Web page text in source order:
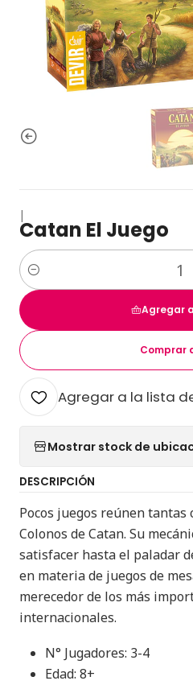
|
Catan El Juego
Cantidad
Agregar
Comprar
Agregar a la lista
Mostrar stock de
DESCRIPCIÓN
Pocos juegos reúnen tantas
Colonos de Catan. Su
satisfacer hasta el paladar
en materia de juegos de
merecedor de los más
internacionales.
N° Jugadores: 3-4
Edad: 8+